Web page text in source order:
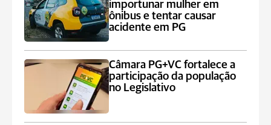
importunar mulher em
ônibus e tentar causar
acidente em PG
Câmara PG+VC fortalece a
participação da população
no Legislativo